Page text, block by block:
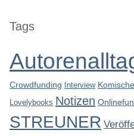
Seitenleiste
Tags
Crowdfunding Interview
Lovelybooks Notizen
STREUNER